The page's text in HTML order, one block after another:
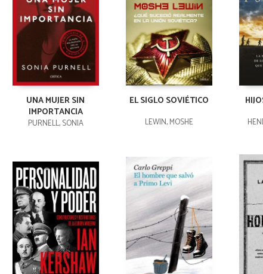
UNA MUJER SIN
IMPORTANCIA
PURNELL, SONIA
EL SIGLO SOVIÉTICO
LEWIN, MOSHE